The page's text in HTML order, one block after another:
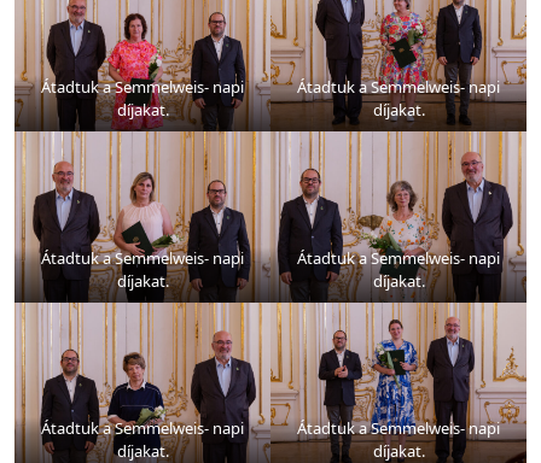
Átadtuk a Semmelweis- napi
díjakat.
Átadtuk a Semmelweis- napi
díjakat.
Átadtuk a Semmelweis- napi
díjakat.
Átadtuk a Semmelweis- napi
díjakat.
Átadtuk a Semmelweis- napi
díjakat.
Átadtuk a Semmelweis- napi
díjakat.